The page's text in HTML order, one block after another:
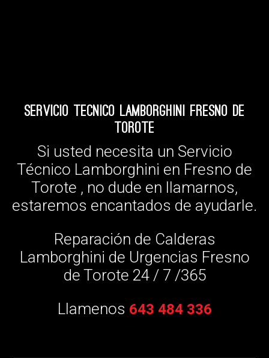
Servicio Tecnico Lamborghini Fresno de
Torote
Si usted necesita un Servicio
Técnico Lamborghini en Fresno de
Torote , no dude en llamarnos,
estaremos encantados de ayudarle.
Reparación de Calderas
Lamborghini de Urgencias Fresno
de Torote 24 / 7 /365
Llamenos 643 484 336